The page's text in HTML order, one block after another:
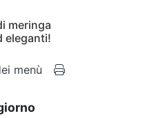
meringa
eleganti!
menù